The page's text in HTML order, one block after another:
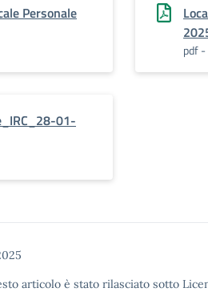
Personale
pdf
01-
articolo è stato rilasciato sotto